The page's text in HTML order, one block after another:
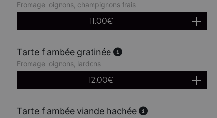
Fromage, oignons, champignons frais
11.00€
Tarte flambée gratinée
Fromage, oignons, lardons
12.00€
Tarte flambée viande hachée